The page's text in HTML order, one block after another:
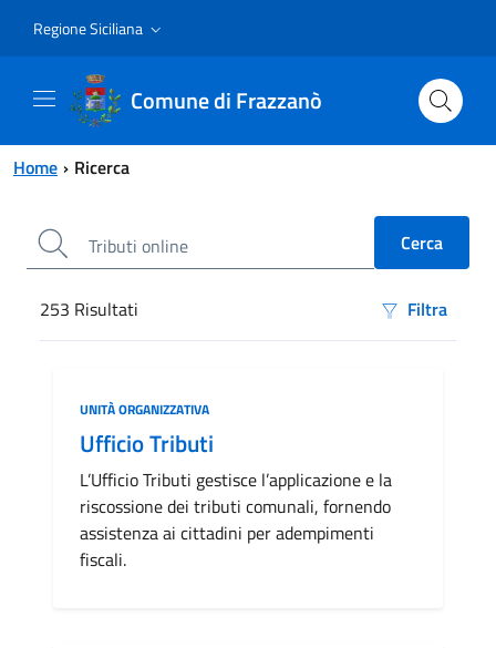
Regione Siciliana
Comune di Frazzanò
Home Ricerca
Risultati di ricerca
253 Risultati Filtra
Categoria:
UNITÀ ORGANIZZATIVA
Ufficio Tributi
L’Ufficio Tributi gestisce l’applicazione e la
riscossione dei tributi comunali, fornendo
assistenza ai cittadini per adempimenti
fiscali.